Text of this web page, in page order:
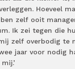
Hoeveel
zelf ooit
Ik zei tegen die
zelf overbodig te
jaar voor nodig